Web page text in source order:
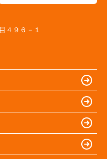
４９６－１